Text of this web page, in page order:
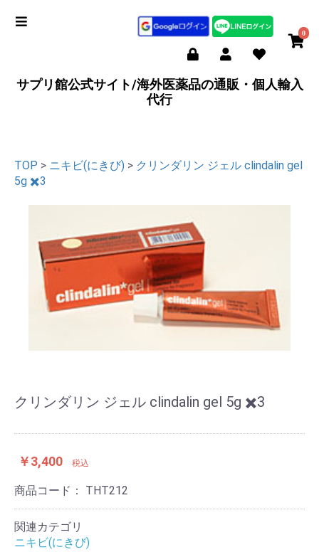
0
サプリ館公式サイト/海外医薬品の通販・個人輸入
代行
TOP > ニキビ(にきび) > クリンダリン ジェル clindalin gel
5g ✖️3
クリンダリン ジェル clindalin gel 5g ✖️3
￥3,400 税込
商品コード： THT212
関連カテゴリ
ニキビ(にきび)